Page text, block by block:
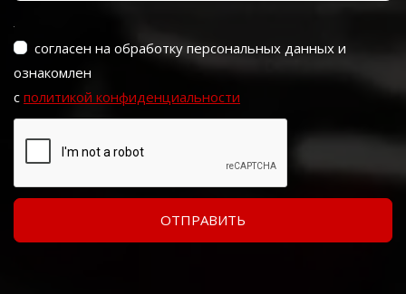
согласен на обработку персональных данных и
ознакомлен
с политикой конфиденциальности